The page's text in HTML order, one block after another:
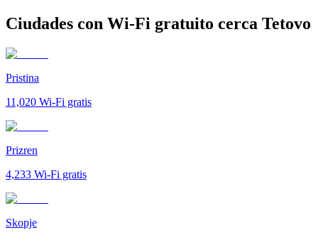
Ciudades con Wi-Fi gratuito cerca Tetovo
Pristina
11,020 Wi-Fi gratis
Prizren
4,233 Wi-Fi gratis
Skopje